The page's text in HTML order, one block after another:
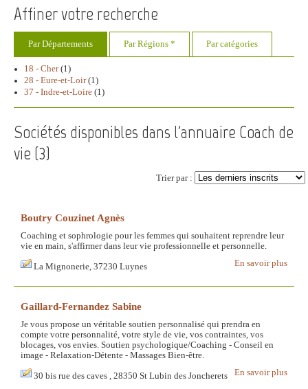
Affiner votre recherche
Par Départements Par Régions * Par catégories
18 - Cher(1)
28 - Eure-et-Loir(1)
37 - Indre-et-Loire (1)
Sociétés disponibles dans l'annuaire Coach de
vie (3)
Trier par :
Boutry Couzinet Agnès
Coaching et sophrologie pour les femmes qui souhaitent reprendre leur
vie en main, s'affirmer dans leur vie professionnelle et personnelle.
En savoir plus
La Mignonerie, 37230 Luynes
Gaillard-Fernandez Sabine
Je vous propose un véritable soutien personnalisé qui prendra en
compte votre personnalité, votre style de vie, vos contraintes, vos
blocages, vos envies. Soutien psychologique/Coaching - Conseil en
image - Relaxation-Détente - Massages Bien-être.
En savoir plus
30 bis rue des caves , 28350 St Lubin des Joncherets